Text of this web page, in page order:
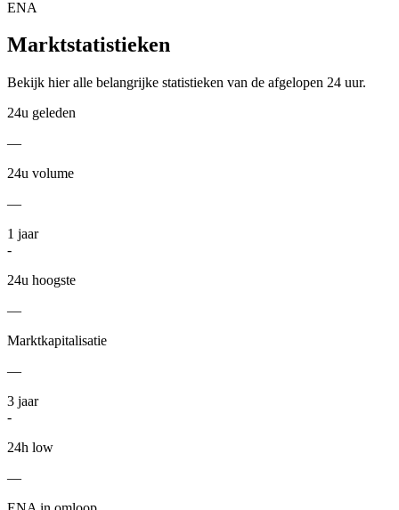
ENA
Marktstatistieken
Bekijk hier alle belangrijke statistieken van de afgelopen 24 uur.
24u geleden
—
24u volume
—
1 jaar
-
24u hoogste
—
Marktkapitalisatie
—
3 jaar
-
24h low
—